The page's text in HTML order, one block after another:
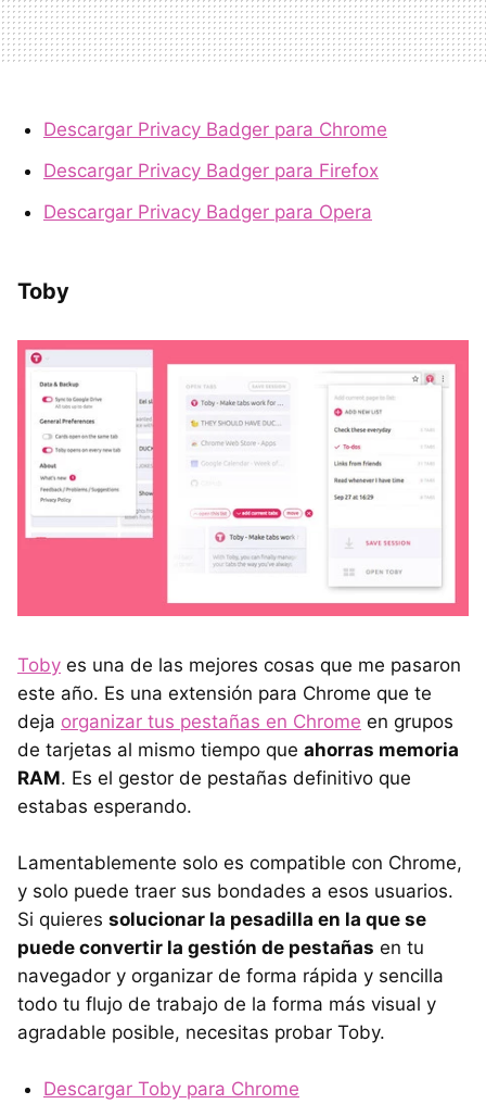
Descargar Privacy Badger para Chrome
Descargar Privacy Badger para Firefox
Descargar Privacy Badger para Opera
Toby
Toby es una de las mejores cosas que me pasaron
este año. Es una extensión para Chrome que te
deja organizar tus pestañas en Chrome en grupos
de tarjetas al mismo tiempo que ahorras memoria
RAM. Es el gestor de pestañas definitivo que
estabas esperando.
Lamentablemente solo es compatible con Chrome,
y solo puede traer sus bondades a esos usuarios.
Si quieres solucionar la pesadilla en la que se
puede convertir la gestión de pestañas en tu
navegador y organizar de forma rápida y sencilla
todo tu flujo de trabajo de la forma más visual y
agradable posible, necesitas probar Toby.
Descargar Toby para Chrome